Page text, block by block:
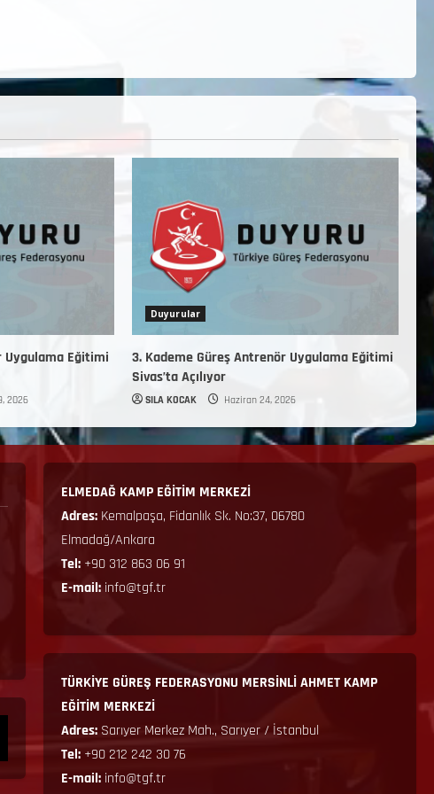
Uygulama Eğitimi
2026
Duyurular
3. Kademe Güreş Antrenör Uygulama Eğitimi
Sivas’ta Açılıyor
SILA KOCAK Haziran 24, 2026
ELMEDAĞ KAMP EĞİTİM MERKEZİ
Adres: Kemalpaşa, Fidanlık Sk. No:37, 06780
Elmadağ/Ankara
Tel: +90 312 863 06 91
E-mail: info@tgf.tr
TÜRKİYE GÜREŞ FEDERASYONU MERSİNLİ AHMET KAMP
EĞİTİM MERKEZİ
Adres: Sarıyer Merkez Mah., Sarıyer / İstanbul
Tel:+90 212 242 30 76
E-mail: info@tgf.tr